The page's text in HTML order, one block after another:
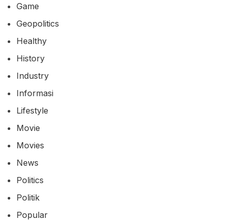
Game
Geopolitics
Healthy
History
Industry
Informasi
Lifestyle
Movie
Movies
News
Politics
Politik
Popular